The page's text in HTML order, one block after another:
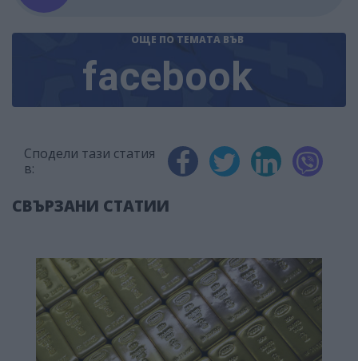
ОЩЕ ПО ТЕМАТА ВЪВ
facebook
Сподели тази статия
в:
СВЪРЗАНИ СТАТИИ